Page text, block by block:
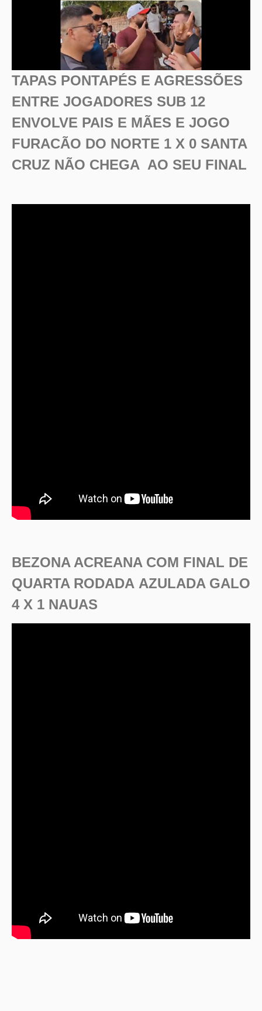
TAPAS PONTAPÉS E AGRESSÕES
ENTRE JOGADORES SUB 12
ENVOLVE PAIS E MÃES E JOGO
FURACÃO DO NORTE 1 X 0 SANTA
CRUZ NÃO CHEGA AO SEU FINAL
BEZONA ACREANA COM FINAL DE
QUARTA RODADA AZULADA GALO
4 X 1 NAUAS